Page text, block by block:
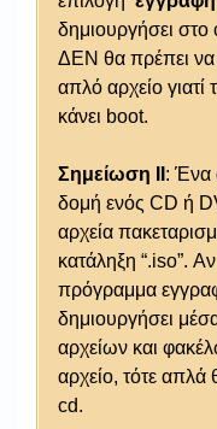
δημιουργήσει στο
ΔΕΝ θα πρέπει να
απλό αρχείο
κάνει boot.
Σημείωση ΙΙ : Ένα
δομή ενός CD ή
αρχεία
κατάληξη “.iso”.
πρόγραμμα
δημιουργήσει
αρχείων και
αρχείο, τότε απλά
cd.